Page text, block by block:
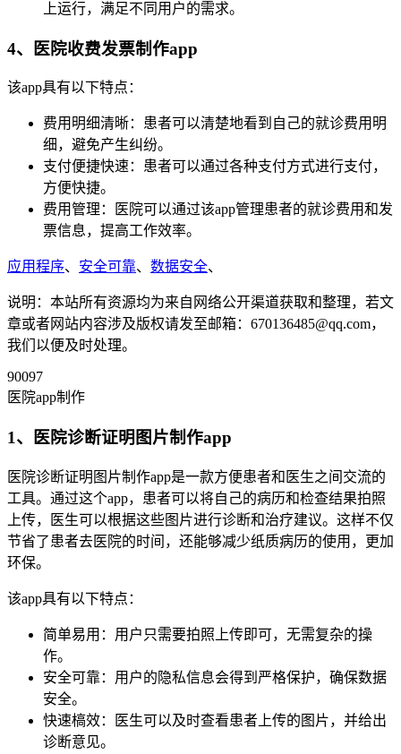
上运行，满足不同用户的需求。
4、医院收费发票制作app
该app具有以下特点：
费用明细清晰：患者可以清楚地看到自己的就诊费用明
细，避免产生纠纷。
支付便捷快速：患者可以通过各种支付方式进行支付，
方便快捷。
费用管理：医院可以通过该app管理患者的就诊费用和发
票信息，提高工作效率。
应用程序、 安全可靠、 数据安全、
说明：本站所有资源均为来自网络公开渠道获取和整理，若文
章或者网站内容涉及版权请发至邮箱：670136485@qq.com，
我们以便及时处理。
90097
医院app制作
1、医院诊断证明图片制作app
医院诊断证明图片制作app是一款方便患者和医生之间交流的
工具。通过这个app，患者可以将自己的病历和检查结果拍照
上传，医生可以根据这些图片进行诊断和治疗建议。这样不仅
节省了患者去医院的时间，还能够减少纸质病历的使用，更加
环保。
该app具有以下特点：
简单易用：用户只需要拍照上传即可，无需复杂的操
作。
安全可靠：用户的隐私信息会得到严格保护，确保数据
安全。
快速槁效：医生可以及时查看患者上传的图片，并给出
诊断意见。